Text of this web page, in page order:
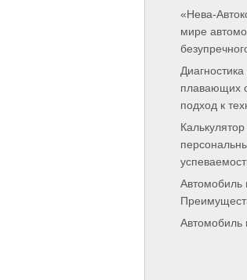
«Нева-
мире
плавающих
подход к
Автомобиль
Автомобиль